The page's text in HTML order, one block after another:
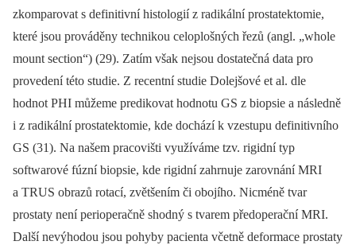
zkomparovat s definitivní histologií z radikální prostatektomie,
které jsou prováděny technikou celoplošných řezů (angl. „whole
mount section“) (29). Zatím však nejsou dostatečná data pro
provedení této studie. Z recentní studie Dolejšové et al. dle
hodnot PHI můžeme predikovat hodnotu GS z biopsie a následně
i z radikální prostatektomie, kde dochází k vzestupu definitivního
GS (31). Na našem pracovišti využíváme tzv. rigidní typ
softwarové fúzní biopsie, kde rigidní zahrnuje zarovnání MRI
a TRUS obrazů rotací, zvětšením či obojího. Nicméně tvar
prostaty není perioperačně shodný s tvarem předoperační MRI.
Další nevýhodou jsou pohyby pacienta včetně deformace prostaty